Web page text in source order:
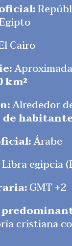
Cairo
km²
Alrededor
Árabe
Libra egipcia
GMT +2
cristiana